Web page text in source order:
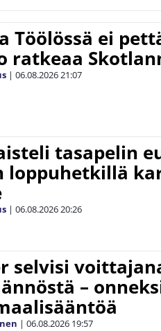
Töölössä ei
ratkeaa
| 06.08.202621:07
tasapelin
loppuhetkillä
| 06.08.202620:26
selvisi
–
| 06.08.2026 19:57